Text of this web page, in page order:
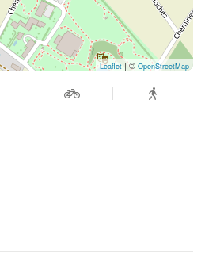
Leaflet | © OpenStreetMap